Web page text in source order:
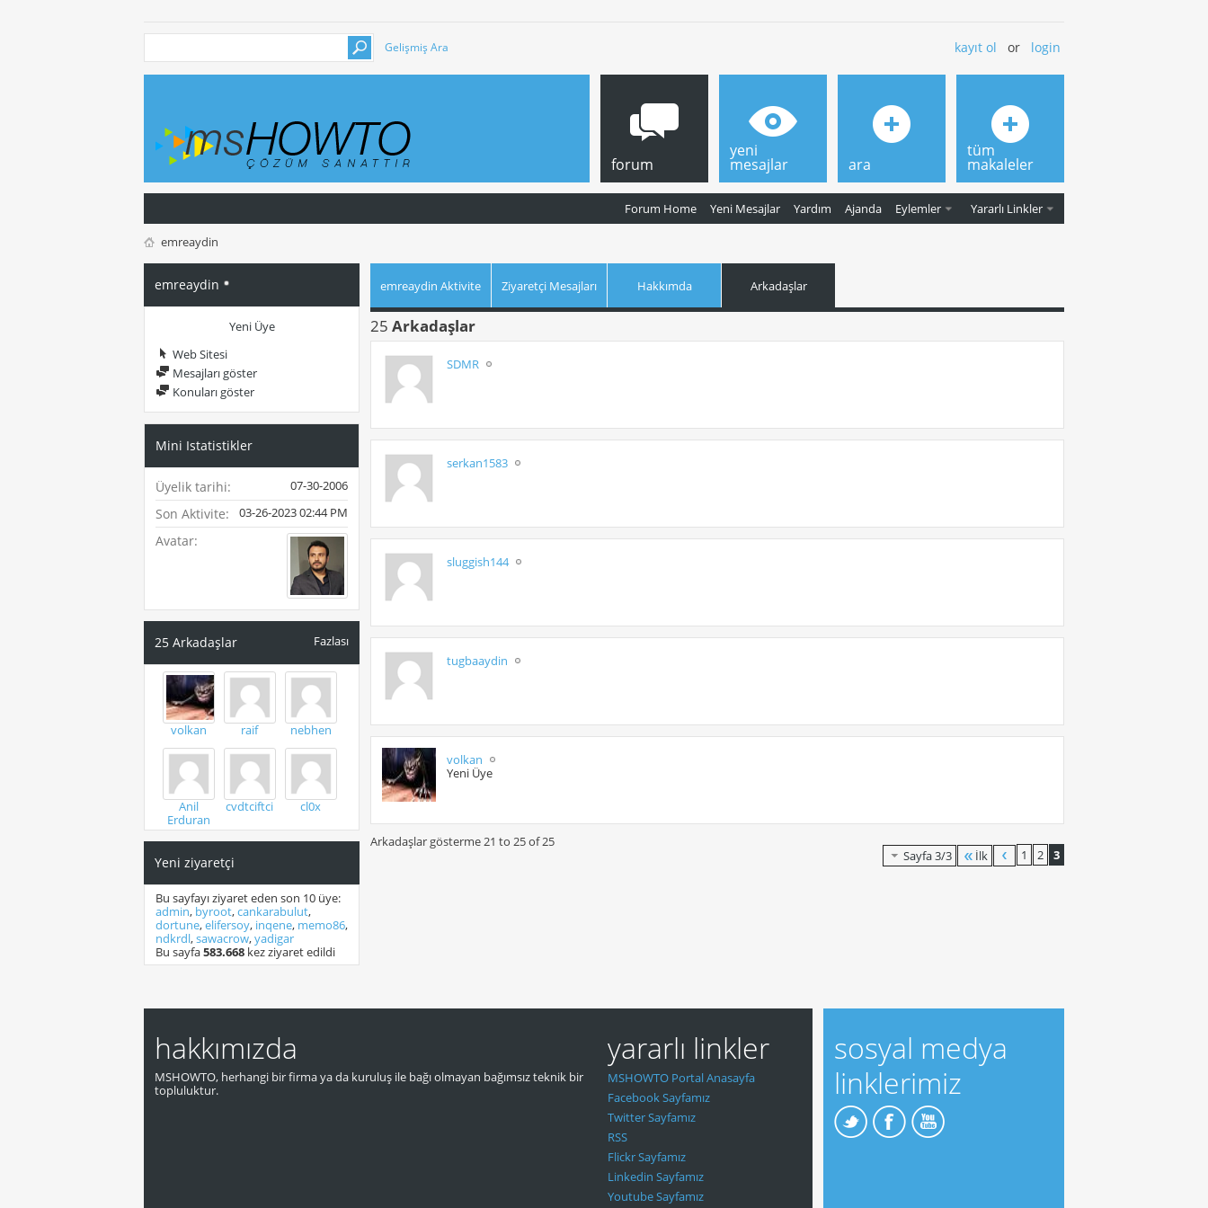
Gelişmiş Ara kayıt ol or login
forum
Forum Home Yeni Mesajlar Yardım Ajanda Eylemler Yararlı Linkler
yeni
mesajlar ara
tüm
makaleler
emreaydin
emreaydin
Yeni Üye
Web Sitesi
Mesajları göster
Konuları göster
Mini Istatistikler
Üyelik tarihi 07-30-2006
Son Aktivite 03-26-202302:44 PM
Avatar
Fazlası
25 Arkadaşlar
volkan raif nebhen
Anil
Erduran
cvdtciftci cl0x
Yeni ziyaretçi
Bu sayfayı ziyaret eden son 10 üye:
admin, byroot,cankarabulut,
dortune,elifersoy, inqene, memo86,
ndkrdl,sawacrow,yadigar
Bu sayfa583.668 kez ziyaret edildi
emreaydin Aktivite Ziyaretçi Mesajları Hakkımda Arkadaşlar
25 Arkadaşlar
SDMR
serkan1583
sluggish144
tugbaaydin
volkan
Yeni Üye
Arkadaşlar gösterme 21 to 25 of 25
Sayfa 3/3
İlk 1 2 3
hakkımızda
MSHOWTO, herhangi bir firma ya da kuruluş ile bağı olmayan bağımsız teknik bir
topluluktur.
yararlı linkler
MSHOWTO Portal Anasayfa
Facebook Sayfamız
Twitter Sayfamız
RSS
Flickr Sayfamız
Linkedin Sayfamız
Youtube Sayfamız
sosyal medya
linklerimiz